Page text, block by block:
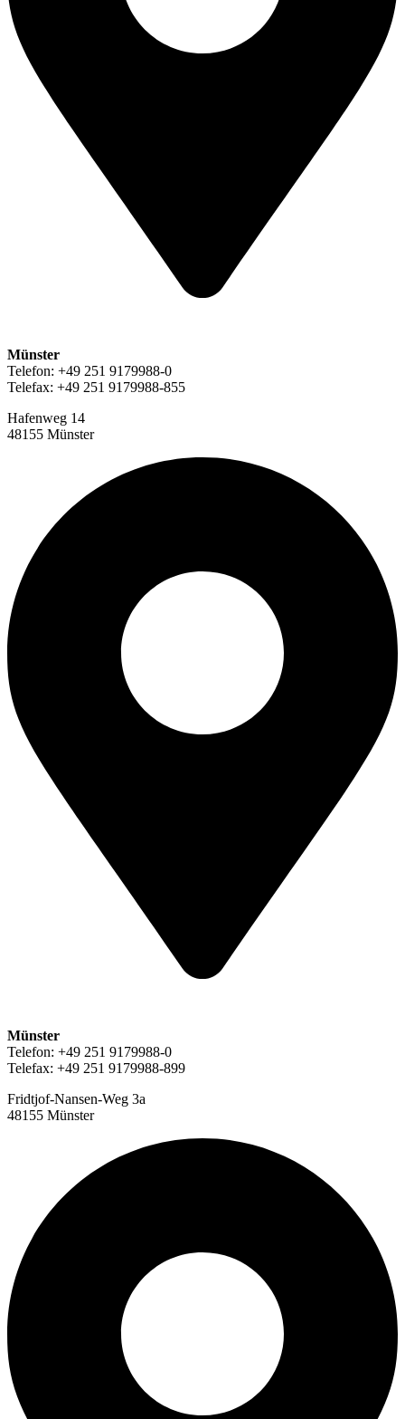
Münster
Telefon: +49 251 9179988-0
Telefax: +49 251 9179988-855
Hafenweg 14
48155 Münster
Münster
Telefon: +49 251 9179988-0
Telefax: +49 251 9179988-899
Fridtjof-Nansen-Weg 3a
48155 Münster